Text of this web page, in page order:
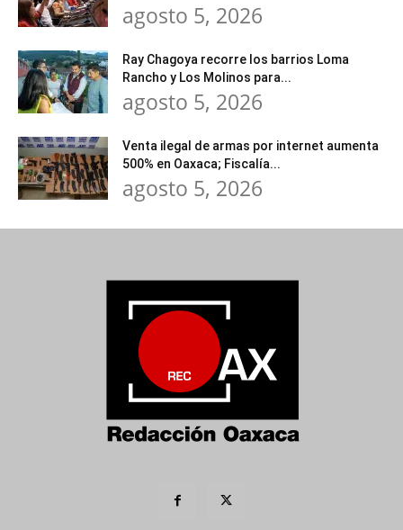
agosto 5, 2026
Ray Chagoya recorre los barrios Loma
Rancho y Los Molinos para...
agosto 5, 2026
Venta ilegal de armas por internet aumenta
500% en Oaxaca; Fiscalía...
agosto 5, 2026